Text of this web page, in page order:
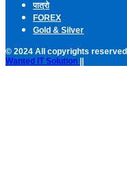
पात्रो
FOREX
Gold & Silver
© 2024 All copyrights
Wanted IT Solution